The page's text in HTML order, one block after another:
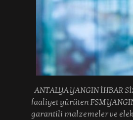
ANTALYA YANGIN İHBAR
faaliyet yürüten FSM
garantili malzemeler ve